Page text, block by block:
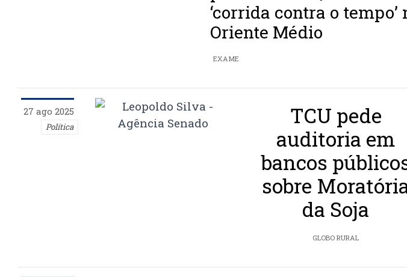
‘corrida contra o tempo’
Oriente Médio
EXAME
27 ago 2025
Política
TCU pede
auditoria em
bancos
sobre
da Soja
GLOBO RURAL